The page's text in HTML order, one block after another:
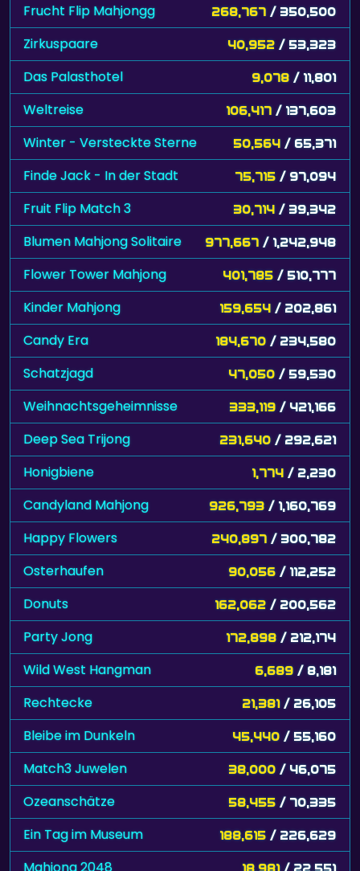
Frucht Flip Mahjongg 268,767 / 350,500
Zirkuspaare 40,952 / 53,323
Das Palasthotel 9,078 / 11,801
Weltreise 106,417 / 137,603
Winter - Versteckte Sterne 50,564 / 65,371
Finde Jack - In der Stadt 75,715 / 97,094
Fruit Flip Match 3 30,714 / 39,342
Blumen Mahjong Solitaire 977,667 / 1,242,948
Flower Tower Mahjong 401,785 / 510,777
Kinder Mahjong 159,654 / 202,861
Candy Era 184,670 / 234,580
Schatzjagd 47,050 / 59,530
Weihnachtsgeheimnisse 333,119 / 421,166
Deep Sea Trijong 231,640 / 292,621
Honigbiene 1,774 / 2,230
Candyland Mahjong 926,793 / 1,160,769
Happy Flowers 240,897 / 300,782
Osterhaufen 90,056 / 112,252
Donuts 162,062 / 200,562
Party Jong 172,898 / 212,174
Wild West Hangman 6,689 / 8,181
Rechtecke 21,381 / 26,105
Bleibe im Dunkeln 45,440 / 55,160
Match3 Juwelen 38,000 / 46,075
Ozeanschätze 58,455 / 70,335
Ein Tag im Museum 188,615 / 226,629
Mahjong 2048 18,981 / 22,551